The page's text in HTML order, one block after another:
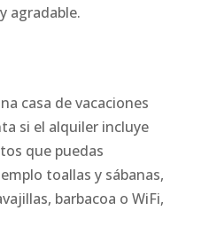
agradable.
casa de vacaciones
si el alquiler incluye
que puedas
toallas y sábanas,
barbacoa o WiFi,